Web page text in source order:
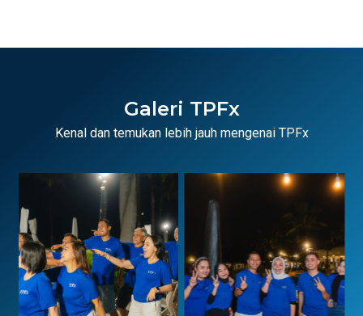
Galeri TPFx
Kenal dan temukan lebih jauh mengenai TPFx